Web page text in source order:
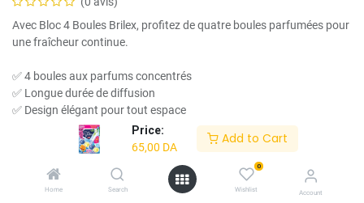
Price:
65,00 DA
Add to Cart
Home Search
0
Wishlist Account
Avec Bloc 4 Boules Brilex, profitez de quatre boules parfumées pour
une fraîcheur continue.
✅ 4 boules aux parfums concentrés
✅ Longue durée de diffusion
✅ Design élégant pour tout espace
✅ Idéal pour la maison, la voiture ou le bureau
65,00DA
How would you rate your experience?
Select
an
option
Not satisfied at all Very satisfied
Next